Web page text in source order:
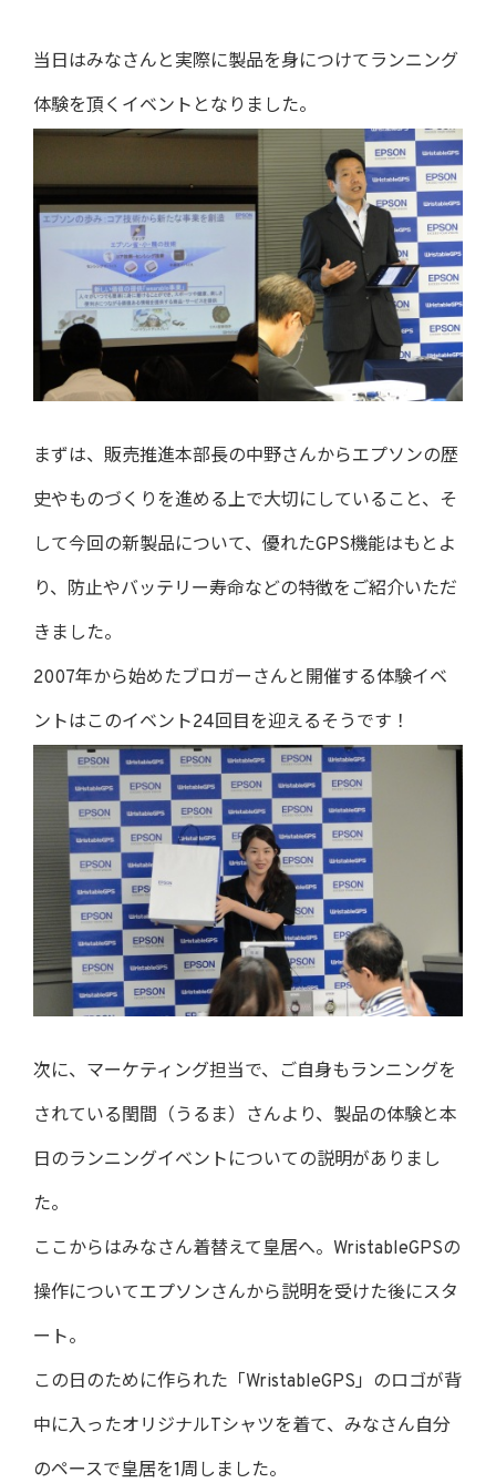
当日はみなさんと実際に製品を身につけてランニング
体験を頂くイベントとなりました。
まずは、販売推進本部長の中野さんからエプソンの歴
史やものづくりを進める上で大切にしていること、そ
して今回の新製品について、優れたGPS機能はもとよ
り、防止やバッテリー寿命などの特徴をご紹介いただ
きました。
2007年から始めたブロガーさんと開催する体験イベ
ントはこのイベント24回目を迎えるそうです！
次に、マーケティング担当で、ご自身もランニングを
されている閏間（うるま）さんより、製品の体験と本
日のランニングイベントについての説明がありまし
た。
ここからはみなさん着替えて皇居へ。WristableGPSの
操作についてエプソンさんから説明を受けた後にスタ
ート。
この日のために作られた「WristableGPS」のロゴが背
中に入ったオリジナルTシャツを着て、みなさん自分
のペースで皇居を1周しました。